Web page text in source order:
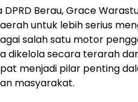
DPRD Berau, Grace
untuk lebih serius
salah satu motor
dikelola secara terarah
menjadi pilar penting
masyarakat.